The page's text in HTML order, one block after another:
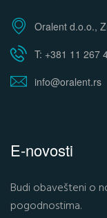
Oralent d.o.o.,
T: +381 11 267
info@oralent.rs
E-novosti
Budi obavešteni o
pogodnostima.